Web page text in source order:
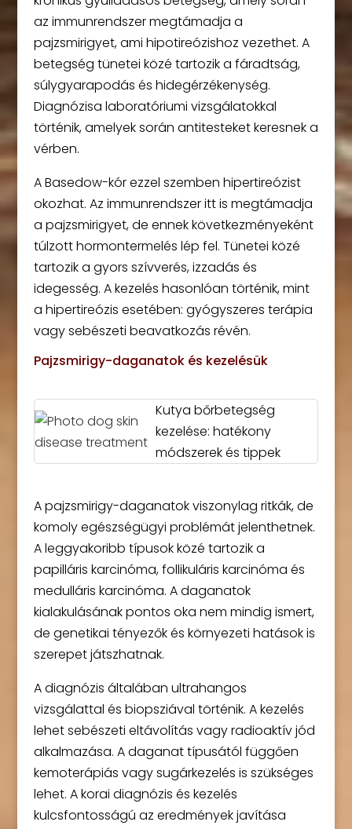
az immunrendszer megtámadja a
pajzsmirigyet, ami hipotireózishoz vezethet. A
betegség tünetei közé tartozik a fáradtság,
súlygyarapodás és hidegérzékenység.
Diagnózisa laboratóriumi vizsgálatokkal
történik, amelyek során antitesteket keresnek a
vérben.
A Basedow-kór ezzel szemben hipertireózist
okozhat. Az immunrendszer itt is megtámadja
a pajzsmirigyet, de ennek következményeként
túlzott hormontermelés lép fel. Tünetei közé
tartozik a gyors szívverés, izzadás és
idegesség. A kezelés hasonlóan történik, mint
a hipertireózis esetében: gyógyszeres terápia
vagy sebészeti beavatkozás révén.
Pajzsmirigy-daganatok és kezelésük
Kutya bőrbetegség
kezelése: hatékony
módszerek és tippek
A pajzsmirigy-daganatok viszonylag ritkák, de
komoly egészségügyi problémát jelenthetnek.
A leggyakoribb típusok közé tartozik a
papilláris karcinóma, follikuláris karcinóma és
medulláris karcinóma. A daganatok
kialakulásának pontos oka nem mindig ismert,
de genetikai tényezők és környezeti hatások is
szerepet játszhatnak.
A diagnózis általában ultrahangos
vizsgálattal és biopsziával történik. A kezelés
lehet sebészeti eltávolítás vagy radioaktív jód
alkalmazása. A daganat típusától függően
kemoterápiás vagy sugárkezelés is szükséges
lehet. A korai diagnózis és kezelés
kulcsfontosságú az eredmények javítása